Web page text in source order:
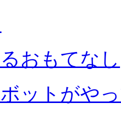
おもてなし
ットがや